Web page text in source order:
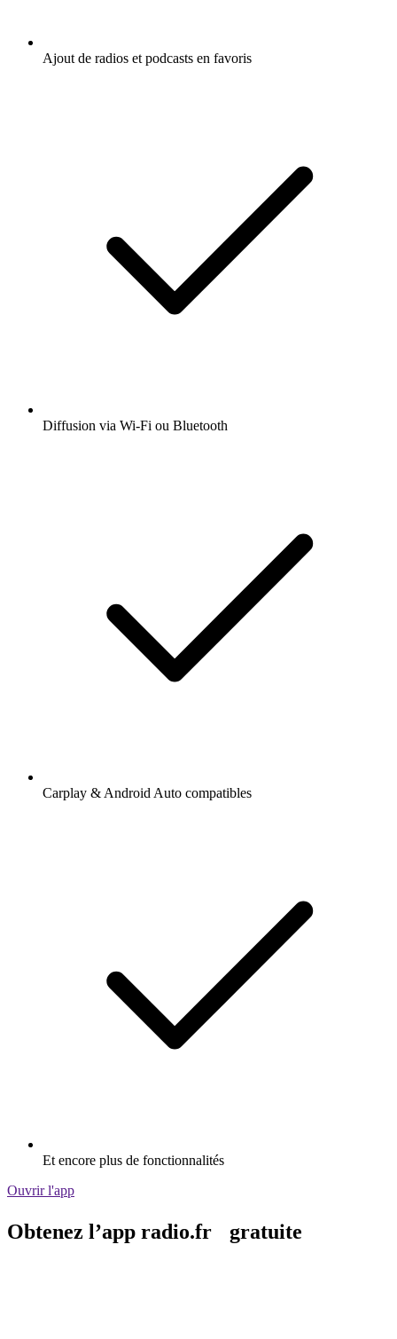
Ajout de radios et podcasts en favoris
Diffusion via Wi-Fi ou Bluetooth
Carplay & Android Auto compatibles
Et encore plus de fonctionnalités
Ouvrir l'app
Obtenez l’app radio.fr gratuite